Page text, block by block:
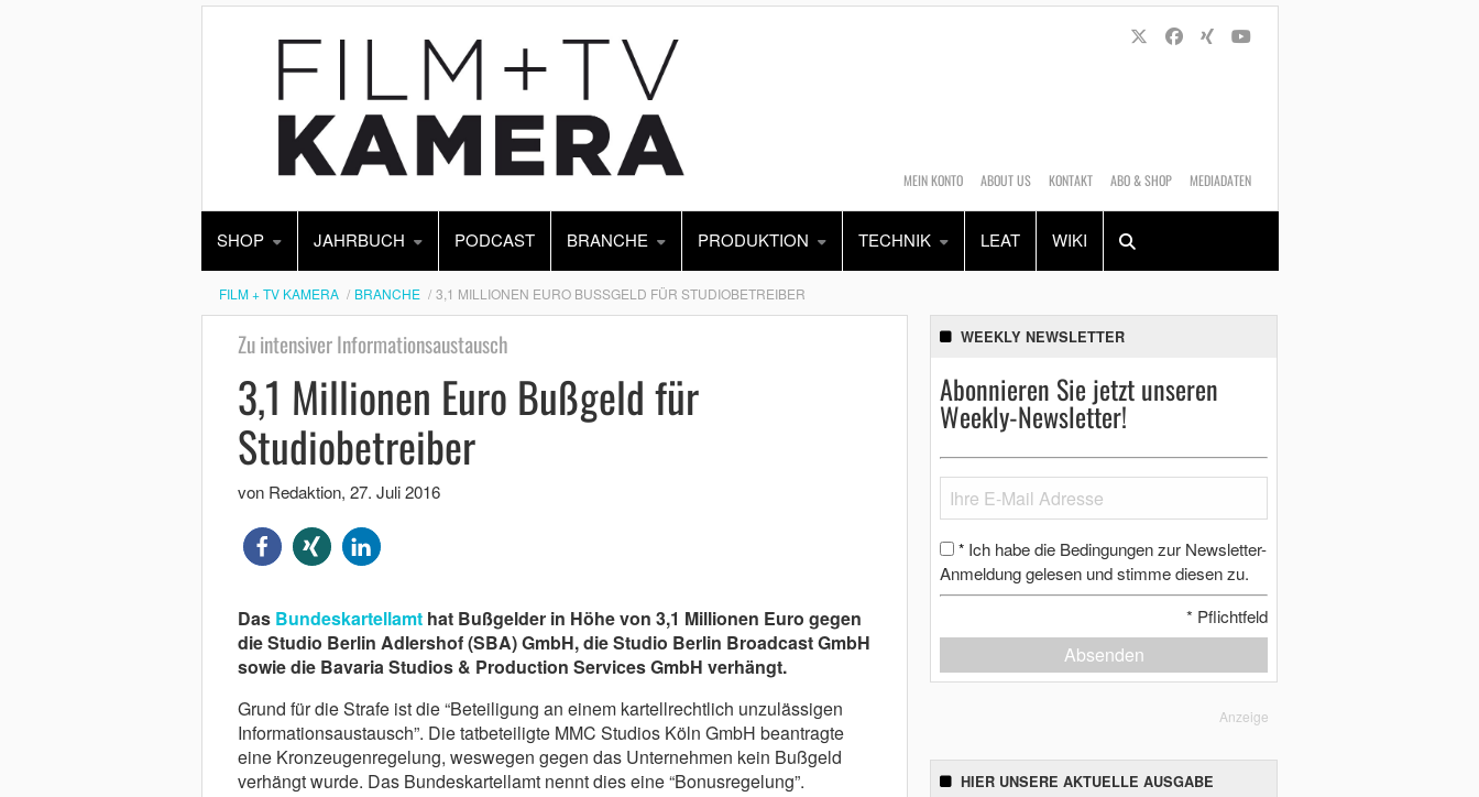
MEIN KONTO ABOUT US KONTAKT ABO & SHOP MEDIADATEN
SHOP JAHRBUCH PODCAST BRANCHE PRODUKTION TECHNIK LEAT WIKI
Alles Shop
FILM + TV KAMERA BRANCHE 3,1 MILLIONEN EURO BUSSGELD FÜR STUDIOBETREIBER
Zu intensiver Informationsaustausch
3,1 Millionen Euro Bußgeld für
Studiobetreiber
von Redaktion, 27. Juli 2016
Das Bundeskartellamthat Bußgelder in Höhe von 3,1 Millionen Euro gegen
die Studio Berlin Adlershof (SBA) GmbH, die Studio Berlin Broadcast GmbH
sowie die Bavaria Studios & Production Services GmbH verhängt.
Grund für die Strafe ist die “Beteiligung an einem kartellrechtlich unzulässigen
Informationsaustausch”. Die tatbeteiligte MMC Studios Köln GmbH beantragte
eine Kronzeugenregelung, weswegen gegen das Unternehmen kein Bußgeld
verhängt wurde. Das Bundeskartellamt nennt dies eine “Bonusregelung”.
WEEKLY NEWSLETTER
Abonnieren Sie jetzt unseren
Weekly-Newsletter!
* Ich habe die Bedingungen zur Newsletter-
Anmeldung gelesen und stimme diesen zu.
* Pflichtfeld
Absenden
Anzeige
HIER UNSERE AKTUELLE AUSGABE